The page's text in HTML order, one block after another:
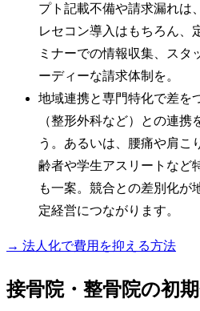
プト記載不備や請求漏れは
レセコン導入はもちろん、
ミナーでの情報収集、スタ
ーディーな請求体制を。
地域連携と専門特化で差を
（整形外科など）との連携
う。あるいは、腰痛や肩こ
齢者や学生アスリートなど
も一案。競合との差別化が
定経営につながります。
→ 法人化で費用を抑える方法
接骨院・整骨院の初